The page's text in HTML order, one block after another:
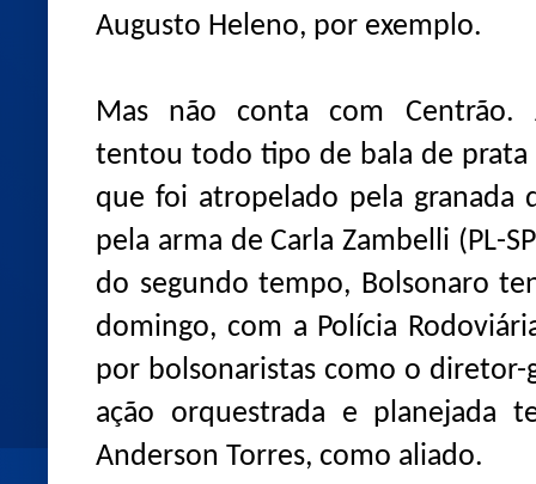
Augusto Heleno, por exemplo.
Mas não conta com Centrão.
tentou todo tipo de bala de prata
que foi atropelado pela granada
pela arma de Carla Zambelli (PL-
do segundo tempo, Bolsonaro
domingo, com a Polícia
por bolsonaristas como o diretor-
ação orquestrada e planejada
Anderson Torres, como aliado.